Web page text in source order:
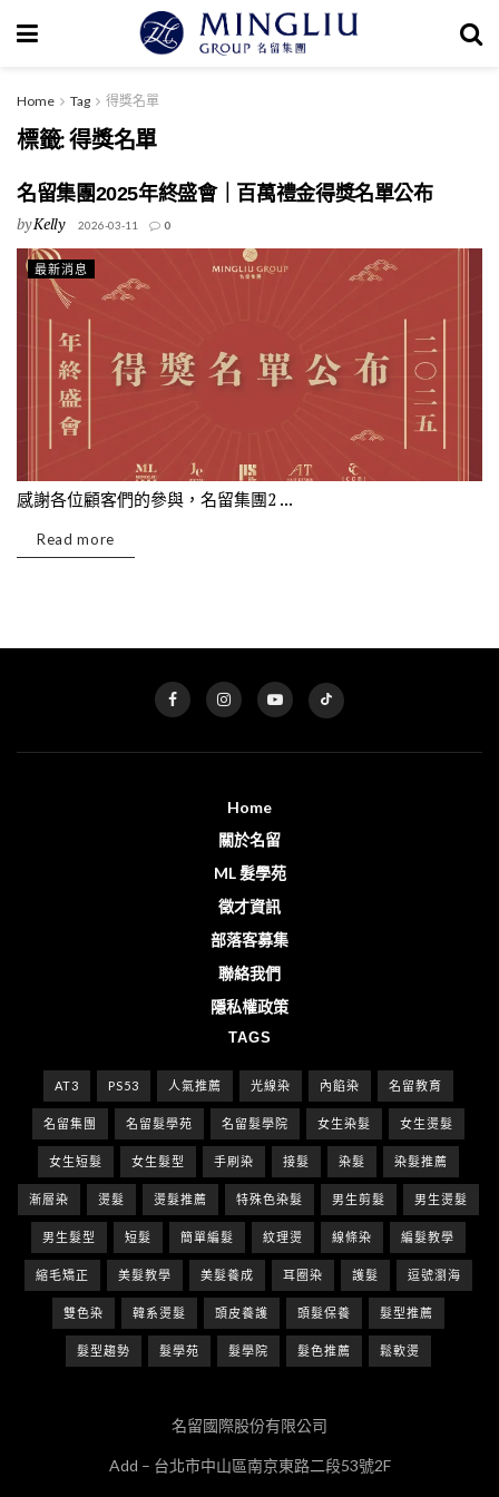
Home Tag 得獎名單
標籤:得獎名單
名留集團2025年終盛會｜百萬禮金得獎名單公布
byKelly 2026-03-11 0
最新消息
​​​​感謝各位顧客們的參與，名留集團2 ...
Read more
Home
關於名留
ML 髮學苑
徵才資訊
部落客募集
聯絡我們
隱私權政策
TAGS
AT3 PS53 人氣推薦 光線染 內餡染 名留教育
名留集團 名留髮學苑 名留髮學院 女生染髮 女生燙髮
女生短髮 女生髮型 手刷染 接髮 染髮 染髮推薦
漸層染 燙髮 燙髮推薦 特殊色染髮 男生剪髮 男生燙髮
男生髮型 短髮 簡單編髮 紋理燙 線條染 編髮教學
縮毛矯正 美髮教學 美髮養成 耳圈染 護髮 逗號瀏海
雙色染 韓系燙髮 頭皮養護 頭髮保養 髮型推薦
髮型趨勢 髮學苑 髮學院 髮色推薦 鬆軟燙
名留國際股份有限公司
Add – 台北市中山區南京東路二段53號2F